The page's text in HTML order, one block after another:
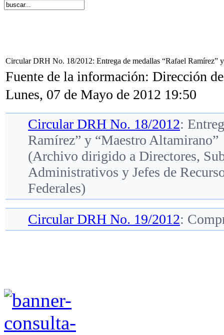
Circular DRH No. 18/2012: Entrega de medallas “Rafael Ramírez”
Fuente de la información: Dirección
Lunes, 07 de Mayo de 2012 19:50
Circular DRH No. 18/2012:
Ramírez” y “Maestro Altamirano”
(Archivo dirigido a Directores,
Administrativos y Jefes de
Federales)
Circular DRH No. 19/2012: